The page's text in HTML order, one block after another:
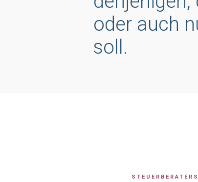
oder auch
soll.